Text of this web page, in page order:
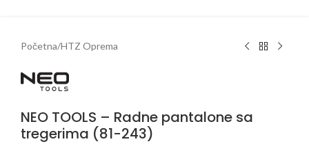
Početna/HTZ Oprema
NEO TOOLS – Radne pantalone sa
tregerima (81-243)